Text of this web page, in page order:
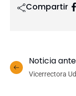
Compartir
Noticia
Vicerrectora